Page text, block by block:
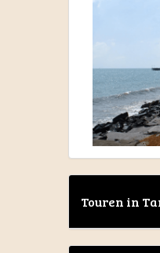
Touren in